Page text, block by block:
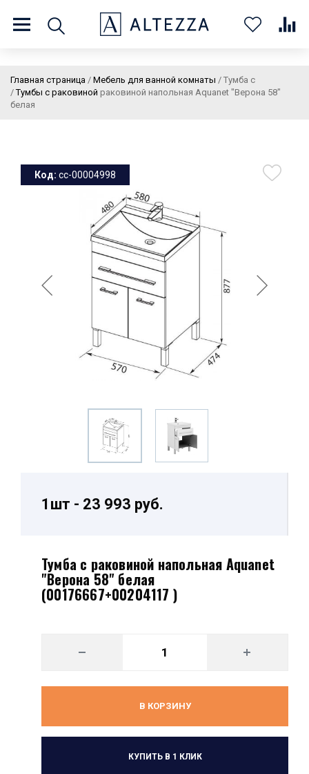
8 (800) 201 60 03 9:00 - 21:00 ПН-ВС
Каталог
Главная страница / Мебель для ванной комнаты
/ Тумбы с раковиной
/ Тумба с
раковиной напольная Aquanet "Верона 58"
белая
Код: cc-00004998
1шт - 23 993 руб.
Тумба с раковиной напольная Aquanet
"Верона 58" белая
(00176667+00204117 )
В КОРЗИНУ
КУПИТЬ В 1 КЛИК